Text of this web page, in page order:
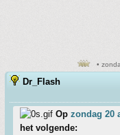
•
Dr_Flash
Op zondag 20
het volgende: